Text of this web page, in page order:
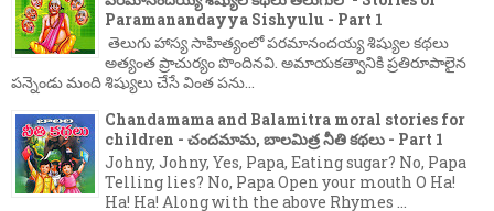
Paramanandayya Sishyulu - Part 1
తెలుగు హాస్య సాహిత్యంలో పరమానందయ్య శిష్యుల కథలు
అత్యంత ప్రాచుర్యం పొందినవి. అమాయకత్వానికి ప్రతిరూపాలైన
పన్నెండు మంది శిష్యులు చేసే వింత పను...
Chandamama and Balamitra moral stories for
children - చందమామ, బాలమిత్ర నీతి కథలు - Part 1
Johny, Johny, Yes, Papa, Eating sugar? No, Papa
Telling lies? No, Papa Open your mouth O Ha!
Ha! Ha! Along with the above Rhymes ...